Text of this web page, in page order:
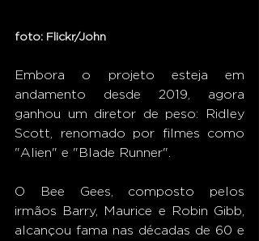
foto: Flickr/John
Embora o projeto esteja em
andamento desde 2019, agora
ganhou um diretor de peso: Ridley
Scott, renomado por filmes como
"Alien" e "Blade Runner".
O Bee Gees, composto pelos
irmãos Barry, Maurice e Robin Gibb,
alcançou fama nas décadas de 60 e